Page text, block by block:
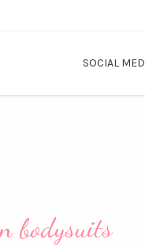
SOCIAL
bodysuits